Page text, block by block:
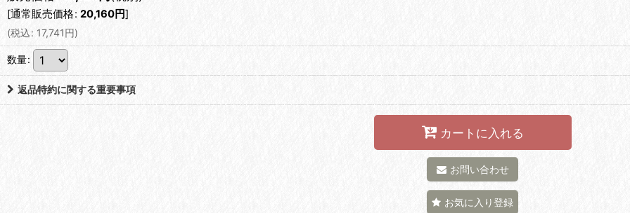
[通常販売価格: 20,160円]
(税込: 17,741円)
数量:
返品特約に関する重要事項
カートに入れる
お問い合わせ
お気に入り登録